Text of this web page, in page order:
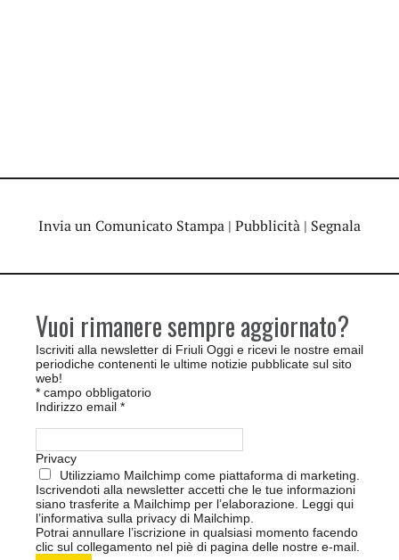
Invia un Comunicato Stampa | Pubblicità | Segnala
Vuoi rimanere sempre aggiornato?
Iscriviti alla newsletter di Friuli Oggi e ricevi le nostre email
periodiche contenenti le ultime notizie pubblicate sul sito
web!
* campo obbligatorio
Indirizzo email *
Privacy
Utilizziamo Mailchimp come piattaforma di marketing.
Iscrivendoti alla newsletter accetti che le tue informazioni
siano trasferite a Mailchimp per l’elaborazione. Leggi qui
l’informativa sulla privacy di Mailchimp.
Potrai annullare l’iscrizione in qualsiasi momento facendo
clic sul collegamento nel piè di pagina delle nostre e-mail.